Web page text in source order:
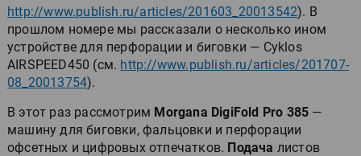
http://www.publish.ru/articles/201603_20013542). В
прошлом номере мы рассказали о несколько ином
устройстве для перфорации и биговки — Cyklos
AIRSPEED450 (см. http://www.publish.ru/articles/201707-
08_20013754).
В этот раз рассмотрим Morgana DigiFold Pro 385 —
машину для биговки, фальцовки и перфорации
офсетных и цифровых отпечатков. Подача листов